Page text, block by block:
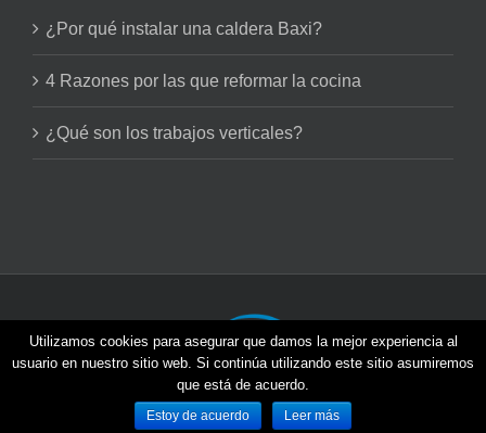
¿Por qué instalar una caldera Baxi?
4 Razones por las que reformar la cocina
¿Qué son los trabajos verticales?
Viventia © 2026 | Todos los derechos reservados |
Utilizamos cookies para asegurar que damos la mejor experiencia al
usuario en nuestro sitio web. Si continúa utilizando este sitio asumiremos
que está de acuerdo.
Estoy de acuerdo Leer más